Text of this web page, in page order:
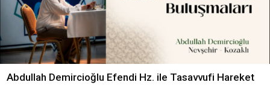
Abdullah Demircioğlu Efendi Hz. ile Tasavvufi Hareket